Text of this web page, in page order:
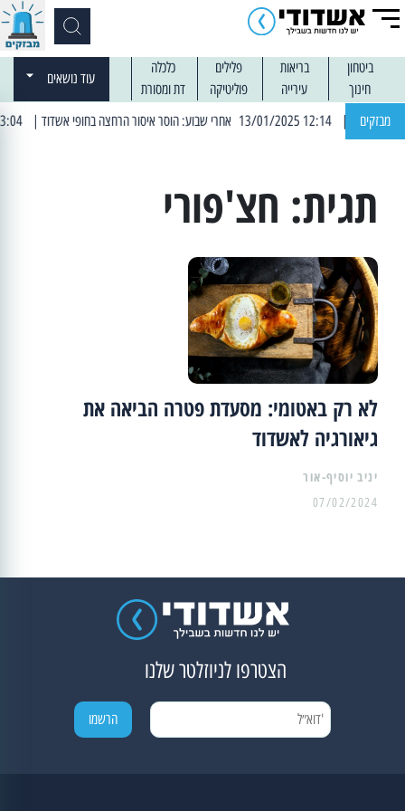
ביטחון בריאות פלילים
כלכלה
חינוך
עירייה פוליטיקה דת ומסורת
עוד נושאים
מבזקים | 13:04 14/01/2025 עובדים בלילות: עבודות קרצוף וריבוד אספלט
תגית: חצ'פורי
לא רק באטומי: מסעדת פטרה הביאה את
גיאורגיה לאשדוד
יניב יוסיף-אור
07/02/2024
הצטרפו לניוזלטר שלנו